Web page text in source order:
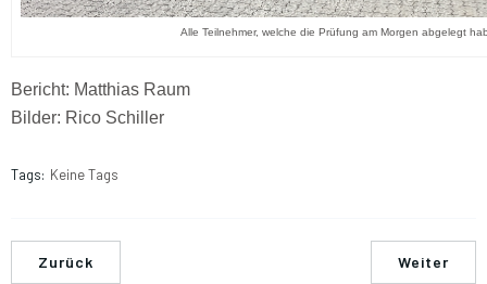
Alle Teilnehmer, welche die Prüfung am Morgen abgelegt
Bericht: Matthias Raum
Bilder: Rico Schiller
Tags: Keine Tags
Zurück Weiter